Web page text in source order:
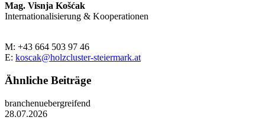
Mag. Visnja Košćak
Internationalisierung & Kooperationen
M: +43 664 503 97 46
E: koscak@holzcluster-steiermark.at
Ähnliche Beiträge
branchenuebergreifend
28.07.2026